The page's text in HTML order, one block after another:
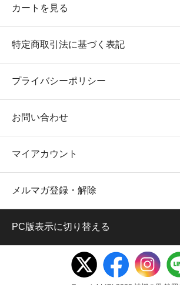
カートを見る
特定商取引法に基づく表記
プライバシーポリシー
お問い合わせ
マイアカウント
メルマガ登録・解除
PC版表示に切り替える
Copyright (C) 2022 神棚の里 静岡